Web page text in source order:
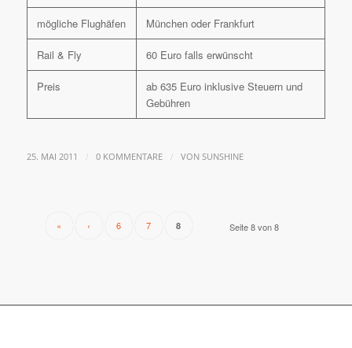
mögliche Flughäfen München oder Frankfurt
Rail & Fly 60 Euro falls erwünscht
Preis
ab 635 Euro inklusive Steuern und
Gebühren
25. MAI 2011 / 0 KOMMENTARE / VON SUNSHINE
Seite 8 von 8
« ‹ 6 7 8